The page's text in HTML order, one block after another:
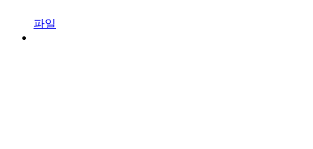
파일